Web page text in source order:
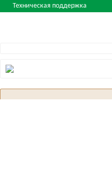
Техническая поддержка